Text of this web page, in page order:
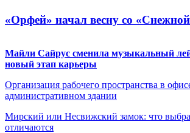
«Орфей» начал весну со
Майли Сайрус сменила музыкальный
новый этап карьеры
Организация рабочего пространства в
административном здании
Мирский или Несвижский замок: что
отличаются